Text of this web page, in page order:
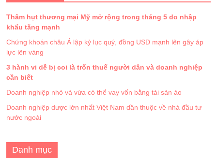
Thâm hụt thương mại Mỹ mở rộng trong tháng 5 do nhập
khẩu tăng mạnh
Chứng khoán châu Á lập kỷ lục quý, đồng USD mạnh lên gây áp
lực lên vàng
3 hành vi dễ bị coi là trốn thuế người dân và doanh nghiệp
cần biết
Doanh nghiệp nhỏ và vừa có thể vay vốn bằng tài sản ảo
Doanh nghiệp dược lớn nhất Việt Nam dần thuộc về nhà đầu tư
nước ngoài
Danh mục